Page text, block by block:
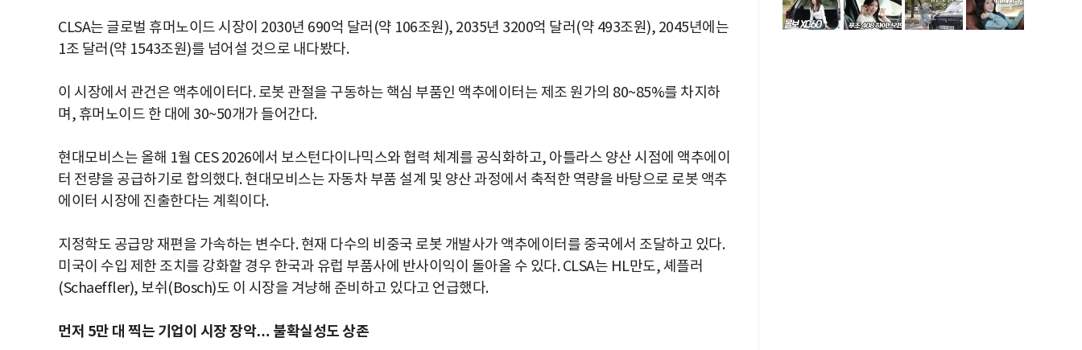
CLSA는 글로벌 휴머노이드 시장이 2030년 690억 달러(약 106조원), 2035년 3200억 달러(약 493조원), 2045년에는
1조 달러(약 1543조원)를 넘어설 것으로 내다봤다.
이 시장에서 관건은 액추에이터다. 로봇 관절을 구동하는 핵심 부품인 액추에이터는 제조 원가의 80~85%를 차지하
며, 휴머노이드 한 대에 30~50개가 들어간다.
현대모비스는 올해 1월 CES 2026에서 보스턴다이나믹스와 협력 체계를 공식화하고, 아틀라스 양산 시점에 액추에이
터 전량을 공급하기로 합의했다. 현대모비스는 자동차 부품 설계 및 양산 과정에서 축적한 역량을 바탕으로 로봇 액추
에이터 시장에 진출한다는 계획이다.
지정학도 공급망 재편을 가속하는 변수다. 현재 다수의 비중국 로봇 개발사가 액추에이터를 중국에서 조달하고 있다.
미국이 수입 제한 조치를 강화할 경우 한국과 유럽 부품사에 반사이익이 돌아올 수 있다. CLSA는 HL만도, 셰플러
(Schaeffler), 보쉬(Bosch)도 이 시장을 겨냥해 준비하고 있다고 언급했다.
먼저 5만 대 찍는 기업이 시장 장악… 불확실성도 상존